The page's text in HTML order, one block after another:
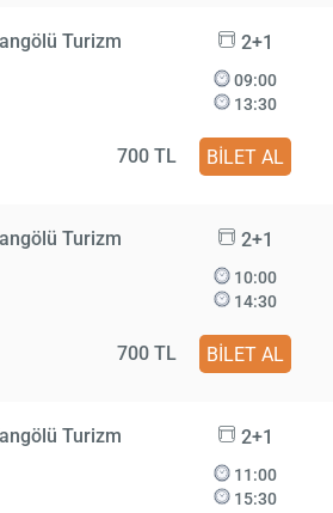
Turizm 2+1
09:00
13:30
700 TL BİLET AL
Turizm 2+1
10:00
14:30
700 TL BİLET AL
Turizm 2+1
11:00
15:30